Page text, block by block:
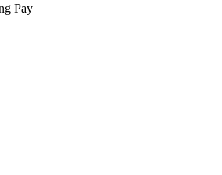
Pay